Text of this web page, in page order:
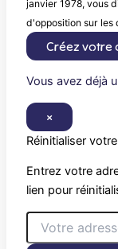
janvier 1978, vous
d'opposition sur les
Créez votre
Vous avez déjà
×
Réinitialiser
Entrez votre
lien pour